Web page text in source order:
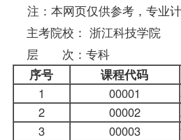
注：本网页仅供参考，专业
主考院校： 浙江科技学院
层 次：专科
序号 课程代码
1
00001
2
00002
3
00003